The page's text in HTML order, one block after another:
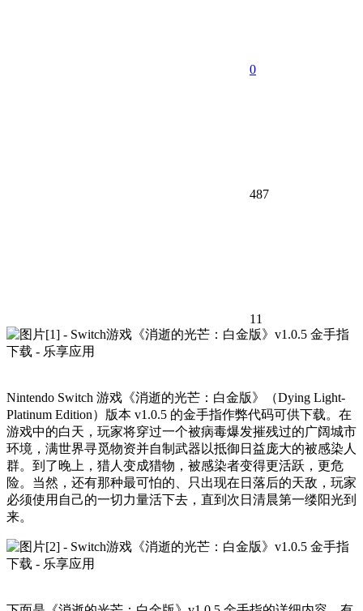
0
487
11
Nintendo Switch 游戏《消逝的光芒：白金版》（Dying Light-
Platinum Edition）版本 v1.0.5 的金手指作弊代码可供下载。在
游戏中的白天，玩家将穿过一个被病毒爆发摧残过的广阔城市
环境，满世界寻觅物资并自制武器以抵御日益庞大的被感染人
群。到了晚上，猎人变成猎物，被感染者变得更活跃，更危
险。当然，还有那种最可怕的、只出现在日落后的天敌，玩家
必须使用自己的一切力量活下去，直到次日清晨第一缕阳光到
来。